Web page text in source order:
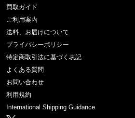
買取ガイド
ご利用案内
送料、お届けについて
プライバシーポリシー
特定商取引法に基づく表記
よくある質問
お問い合わせ
利用規約
International Shipping Guidance